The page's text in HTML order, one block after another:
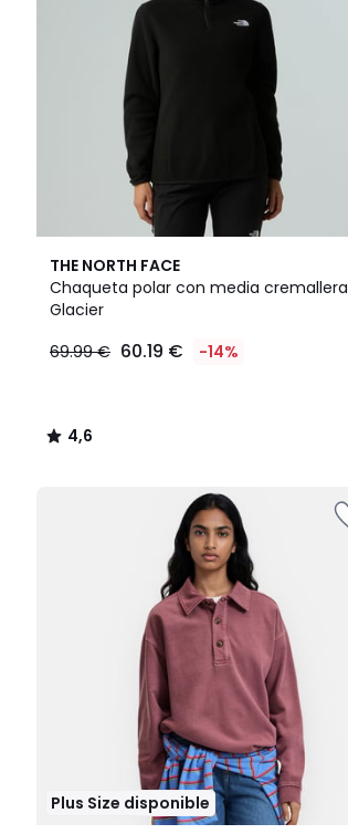
THE NORTH FACE
Chaqueta polar con media cremallera
Glacier
69.99 € 60.19 € -14%
4,6
/ 5
4,6
/
Plus Size disponible